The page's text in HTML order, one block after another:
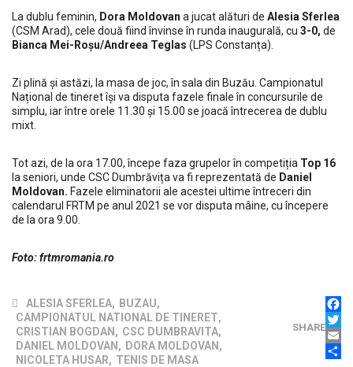
La dublu feminin, Dora Moldovan a jucat alături de Alesia Sferlea
(CSM Arad), cele două fiind învinse în runda inaugurală, cu 3-0, de
Bianca Mei-Roșu/Andreea Teglas (LPS Constanța).
Zi plină și astăzi, la masa de joc, în sala din Buzău. Campionatul
Național de tineret își va disputa fazele finale în concursurile de
simplu, iar între orele 11.30 și 15.00 se joacă întrecerea de dublu
mixt.
Tot azi, de la ora 17.00, începe faza grupelor în competiția Top 16
la seniori, unde CSC Dumbrăvița va fi reprezentată de Daniel
Moldovan. Fazele eliminatorii ale acestei ultime întreceri din
calendarul FRTM pe anul 2021 se vor disputa mâine, cu începere
de la ora 9.00.
Foto: frtmromania.ro
ALESIA SFERLEA, BUZAU,
CAMPIONATUL NATIONAL DE TINERET,
CRISTIAN BOGDAN , CSC DUMBRAVITA,
DANIEL MOLDOVAN , DORA MOLDOVAN ,
NICOLETA HUSAR, TENIS DE MASA
SHARE